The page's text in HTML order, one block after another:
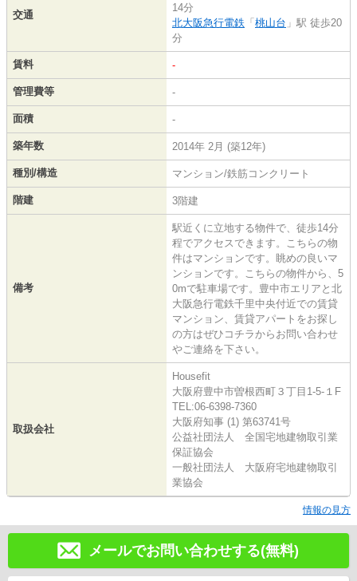
交通
14分
北大阪急行電鉄 「 桃山台 」駅 徒歩20
分
賃料 -
管理費等 -
面積 -
築年数 2014年 2月 (築12年)
種別/構造 マンション/鉄筋コンクリート
階建 3階建
備考
駅近くに立地する物件で、徒歩14分
程でアクセスできます。こちらの物
件はマンションです。眺めの良いマ
ンションです。こちらの物件から、5
0mで駐車場です。豊中市エリアと北
大阪急行電鉄千里中央付近での賃貸
マンション、賃貸アパートをお探し
の方はぜひコチラからお問い合わせ
やご連絡を下さい。
取扱会社
Housefit
大阪府豊中市曽根西町３丁目1-5-１F
TEL:06-6398-7360
大阪府知事 (1) 第63741号
公益社団法人 全国宅地建物取引業
保証協会
一般社団法人 大阪府宅地建物取引
業協会
情報の見方
メールでお問い合わせする(無料)